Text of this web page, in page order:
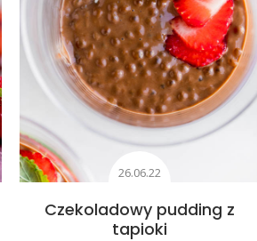
26.06.22
Czekoladowy pudding z
tapioki